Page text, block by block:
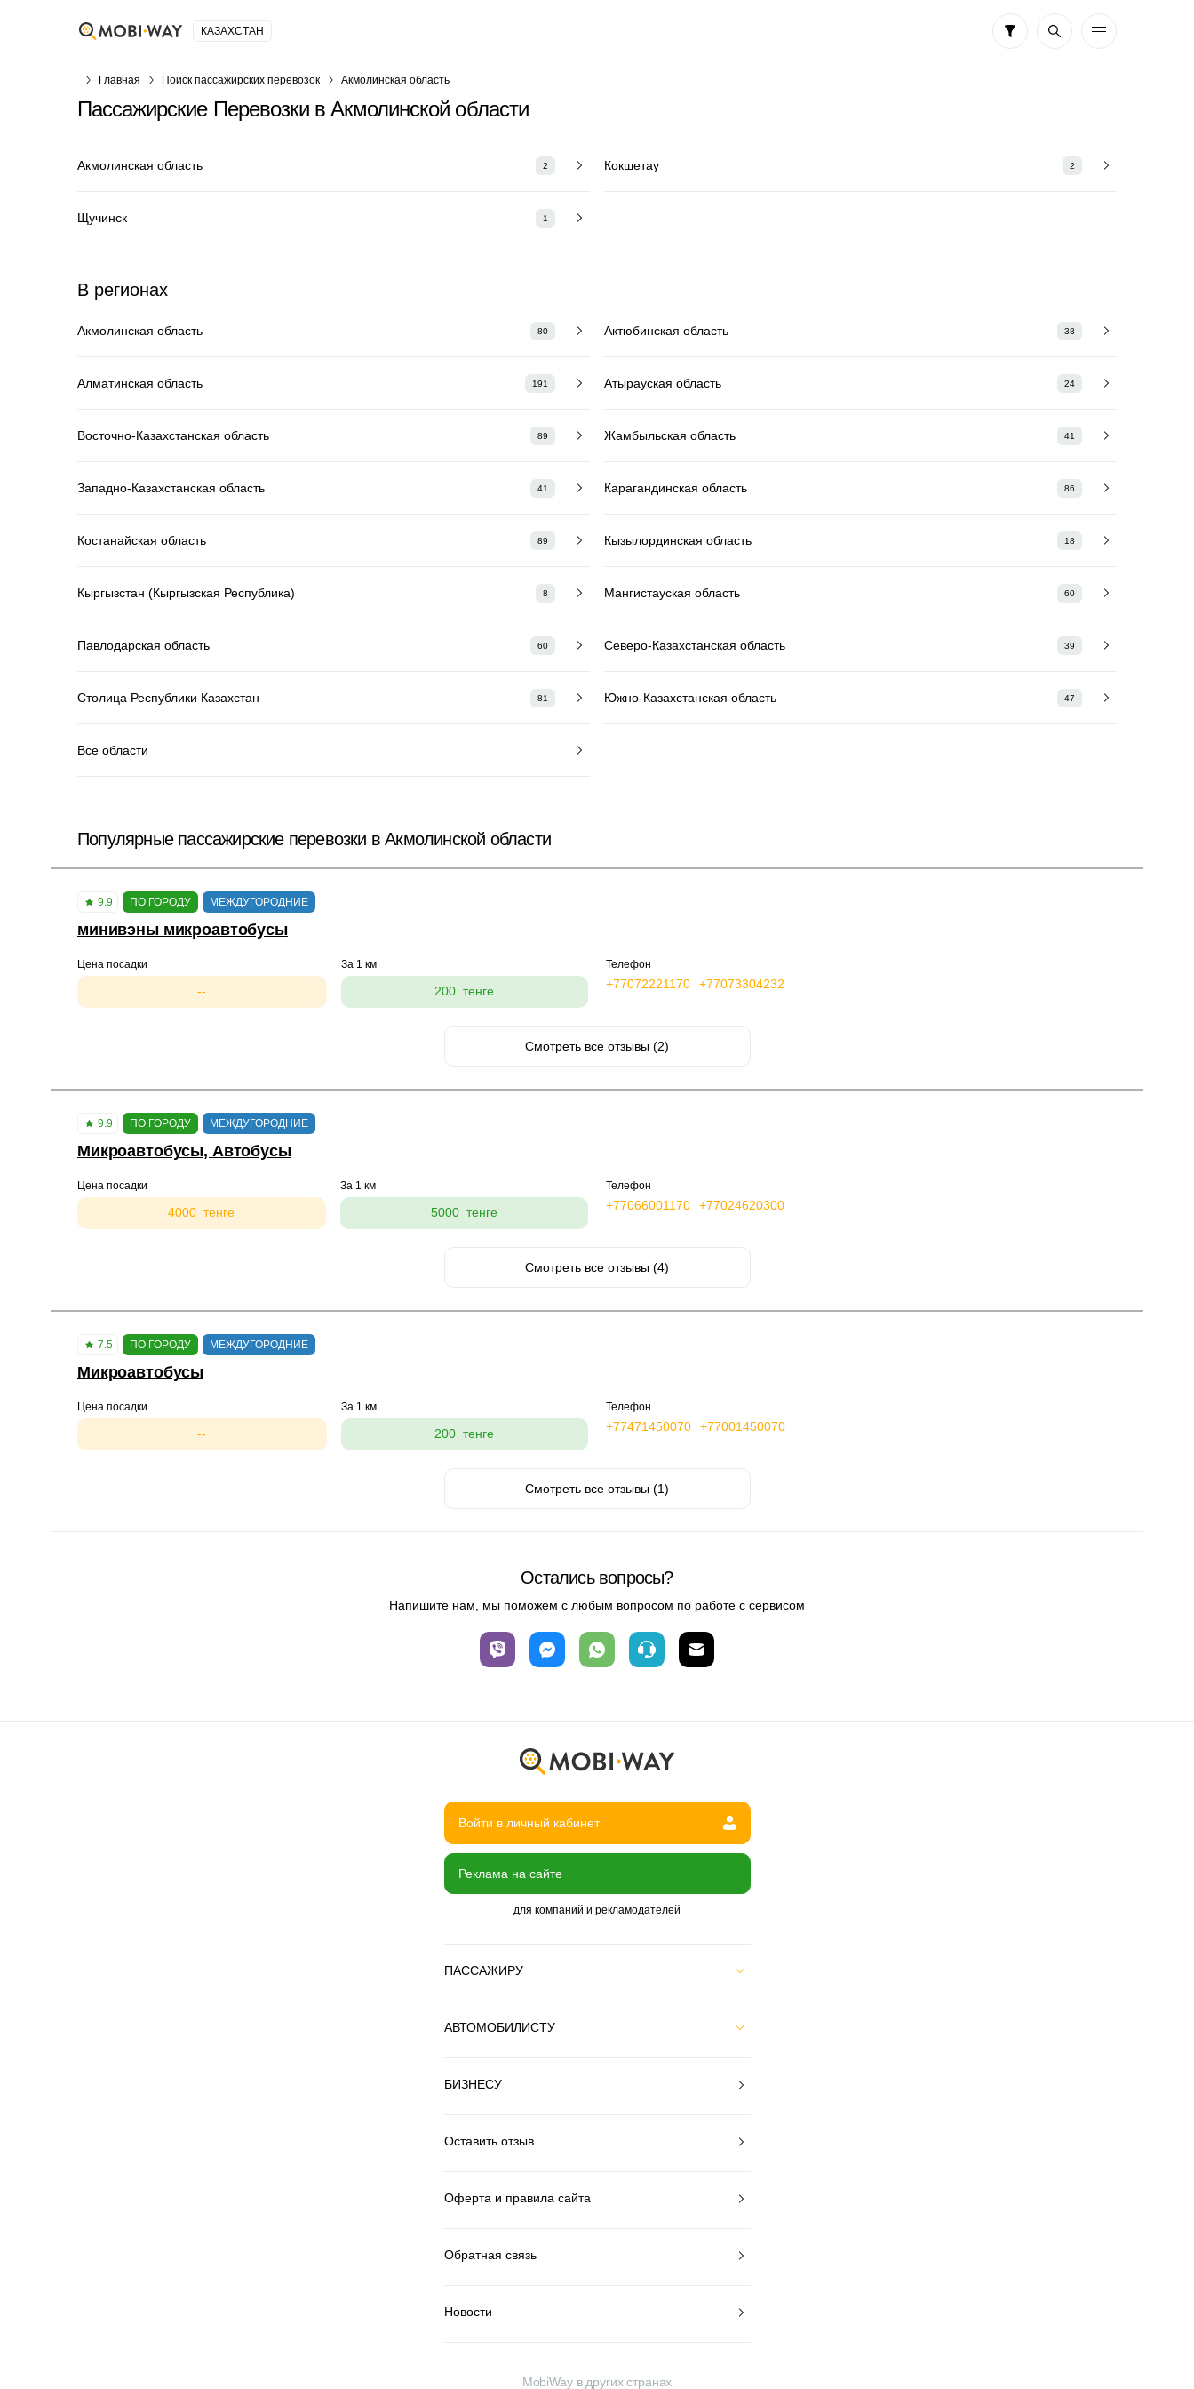
КАЗАХСТАН
Главная Поиск пассажирских перевозок Акмолинская область
Пассажирские Перевозки в Акмолинской области
Акмолинская область 2 Кокшетау 2
Щучинск 1
В регионах
Акмолинская область 80 Актюбинская область 38
Алматинская область 191 Атырауская область 24
Восточно-Казахстанская область 89 Жамбыльская область 41
Западно-Казахстанская область 41 Карагандинская область 86
Костанайская область 89 Кызылординская область 18
Кыргызстан (Кыргызская Республика) 8 Мангистауская область 60
Павлодарская область 60 Северо-Казахстанская область 39
Столица Республики Казахстан 81 Южно-Казахстанская область 47
Все области
Популярные пассажирские перевозки в Акмолинской области
9.9 ПО ГОРОДУ МЕЖДУГОРОДНИЕ
минивэны микроавтобусы
Цена посадки
--
За 1 км
200 тенге
Телефон
+77072221170 +77073304232
Смотреть все отзывы (2)
9.9 ПО ГОРОДУ МЕЖДУГОРОДНИЕ
Микроавтобусы, Автобусы
Цена посадки
4000 тенге
За 1 км
5000 тенге
Телефон
+77066001170 +77024620300
Смотреть все отзывы (4)
7.5 ПО ГОРОДУ МЕЖДУГОРОДНИЕ
Микроавтобусы
Цена посадки
--
За 1 км
200 тенге
Телефон
+77471450070 +77001450070
Смотреть все отзывы (1)
Остались вопросы?
Напишите нам, мы поможем с любым вопросом по работе с сервисом
Войти в личный кабинет
Реклама на сайте
для компаний и рекламодателей
ПАССАЖИРУ
АВТОМОБИЛИСТУ
БИЗНЕСУ
Оставить отзыв
Оферта и правила сайта
Обратная связь
Новости
MobiWay в других странах